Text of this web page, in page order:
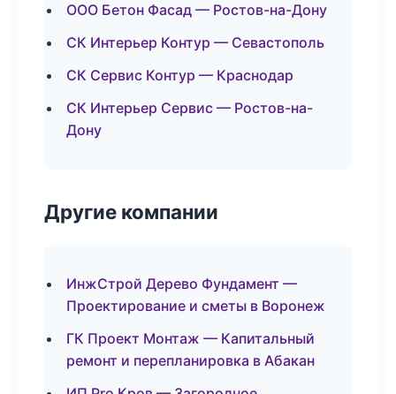
ООО Бетон Фасад — Ростов-на-Дону
СК Интерьер Контур — Севастополь
СК Сервис Контур — Краснодар
СК Интерьер Сервис — Ростов-на-
Дону
Другие компании
ИнжСтрой Дерево Фундамент —
Проектирование и сметы в Воронеж
ГК Проект Монтаж — Капитальный
ремонт и перепланировка в Абакан